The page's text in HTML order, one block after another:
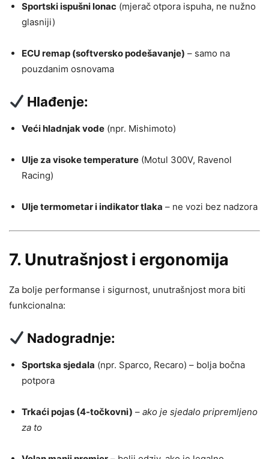
Sportski ispušni lonac (mjerač otpora ispuha, ne nužno
glasniji)
ECU remap (softversko podešavanje) – samo na
pouzdanim osnovama
Hlađenje:
Veći hladnjak vode (npr. Mishimoto)
Ulje za visoke temperature (Motul 300V, Ravenol
Racing)
Ulje termometar i indikator tlaka – ne vozi bez nadzora
7. Unutrašnjost i ergonomija
Za bolje performanse i sigurnost, unutrašnjost mora biti
funkcionalna:
Nadogradnje:
Sportska sjedala (npr. Sparco, Recaro) – bolja bočna
potpora
Trkaći pojas (4-točkovni) – ako je sjedalo pripremljeno
za to